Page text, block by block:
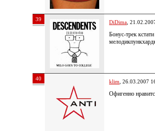
39 DiDima ,
Бонус-трек
40 klim , 26.03.2007
Офигенно